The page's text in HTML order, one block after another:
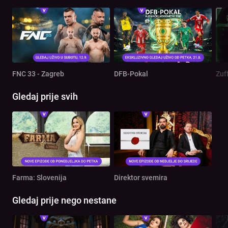
FNC 33 - Zagreb DFB-Pokal
Gledaj prije svih
Farma: Slovenija Direktor svemira
Gledaj prije nego nestane